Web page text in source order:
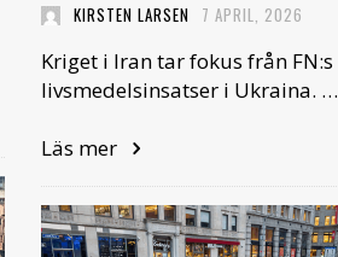
KIRSTEN LARSEN 7 APRIL, 2026
Kriget i Iran tar fokus från FN:s
livsmedelsinsatser i Ukraina. …
Läs mer